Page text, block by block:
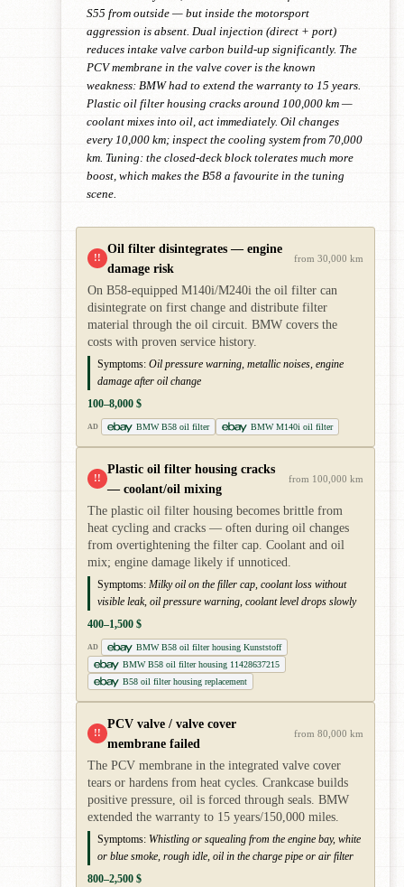
S55 from outside — but inside the motorsport
aggression is absent. Dual injection (direct + port)
reduces intake valve carbon build-up significantly. The
PCV membrane in the valve cover is the known
weakness: BMW had to extend the warranty to 15 years.
Plastic oil filter housing cracks around 100,000 km —
coolant mixes into oil, act immediately. Oil changes
every 10,000 km; inspect the cooling system from 70,000
km. Tuning: the closed-deck block tolerates much more
boost, which makes the B58 a favourite in the tuning
scene.
!!
Oil filter disintegrates — engine
damage risk
from 30,000 km
On B58-equipped M140i/M240i the oil filter can
disintegrate on first change and distribute filter
material through the oil circuit. BMW covers the
costs with proven service history.
Symptoms: Oil pressure warning, metallic noises, engine
damage after oil change
100–8,000 $
AD BMW B58 oil filter BMW M140i oil filter
!!
Plastic oil filter housing cracks
— coolant/oil mixing
from 100,000 km
The plastic oil filter housing becomes brittle from
heat cycling and cracks — often during oil changes
from overtightening the filter cap. Coolant and oil
mix; engine damage likely if unnoticed.
Symptoms: Milky oil on the filler cap, coolant loss without
visible leak, oil pressure warning, coolant level drops slowly
400–1,500 $
AD
BMW B58 oil filter housing Kunststoff
BMW B58 oil filter housing 11428637215
B58 oil filter housing replacement
!!
PCV valve / valve cover
membrane failed
from 80,000 km
The PCV membrane in the integrated valve cover
tears or hardens from heat cycles. Crankcase builds
positive pressure, oil is forced through seals. BMW
extended the warranty to 15 years/150,000 miles.
Symptoms: Whistling or squealing from the engine bay, white
or blue smoke, rough idle, oil in the charge pipe or air filter
800–2,500 $